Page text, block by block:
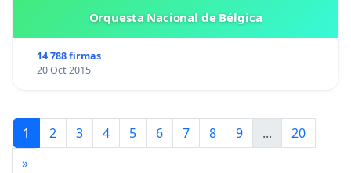
Orquesta Nacional de Bélgica
14 788 firmas
20 Oct 2015
1 2 3 4 5 6 7 8 9 ...
20
»